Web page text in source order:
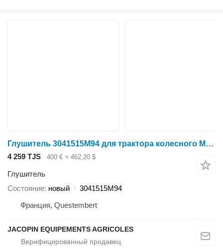
Глушитель 3041515M94 для трактора колесного Massey Ferguson 2000
4 259 TJS 400 € ≈ 462,20 $
Глушитель
Состояние новый
3041515M94
Франция, Questembert
JACOPIN EQUIPEMENTS AGRICOLES